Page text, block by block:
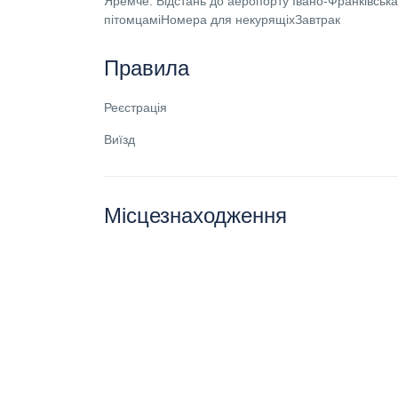
пітомцаміНомера для некурящіхЗавтрак
Правила
Реєстрація
Виїзд
Місцезнаходження